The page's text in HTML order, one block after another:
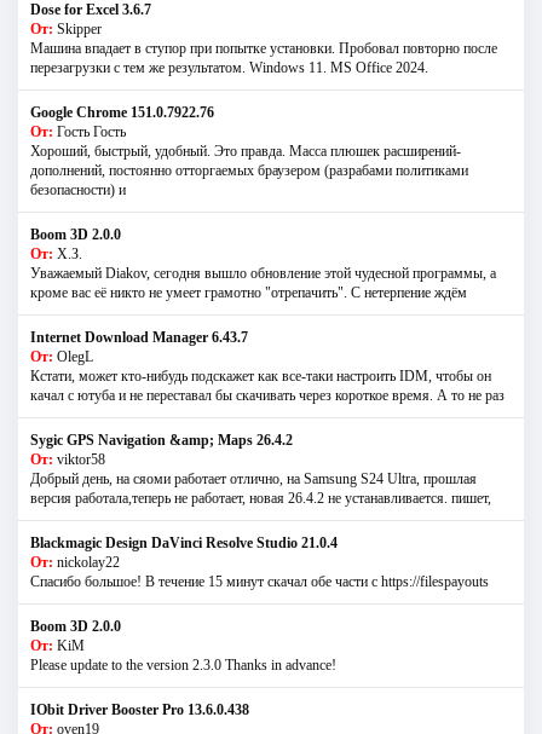
Dose for Excel 3.6.7
От: Skipper
Машина впадает в ступор при попытке установки. Пробовал повторно после
перезагрузки с тем же результатом. Windows 11. MS Offiсe 2024.
Google Chrome 151.0.7922.76
От: Гость Гость
Хороший, быстрый, удобный. Это правда. Масса плюшек расширений-
дополнений, постоянно отторгаемых браузером (разрабами политиками
безопасности) и
Boom 3D 2.0.0
От: Х.З.
Уважаемый Diakov, сегодня вышло обновление этой чудесной программы, а
кроме вас её никто не умеет грамотно "отрепачить". С нетерпение ждём
Internet Download Manager 6.43.7
От: OlegL
Кстати, может кто-нибудь подскажет как все-таки настроить IDM, чтобы он
качал с ютуба и не переставал бы скачивать через короткое время. А то не раз
Sygic GPS Navigation &amp; Maps 26.4.2
От: viktor58
Добрый день, на сяоми работает отлично, на Samsung S24 Ultra, прошлая
версия работала,теперь не работает, новая 26.4.2 не устанавливается. пишет,
Blackmagic Design DaVinci Resolve Studio 21.0.4
От: nickolay22
Спасибо большое! В течение 15 минут скачал обе части с https://filespayouts
Boom 3D 2.0.0
От: KiM
Please update to the version 2.3.0 Thanks in advance!
IObit Driver Booster Pro 13.6.0.438
От: oven19